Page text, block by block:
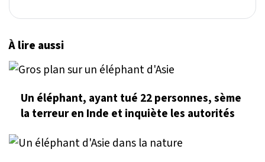
À lire aussi
Un éléphant, ayant tué 22 personnes, sème
la terreur en Inde et inquiète les autorités